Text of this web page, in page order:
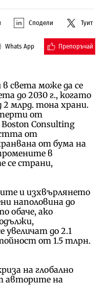
Сподели Туит
Whats App Препоръчай
света може да се
до 2030 г., когато
млрд. тона храни.
от
Consulting
от
от бума на
в
се страни,
и изхвърлянето
наполовина до
обаче, ако
увеличат до 2.1
от 1.5 тлрн.
на глобално
авторите на